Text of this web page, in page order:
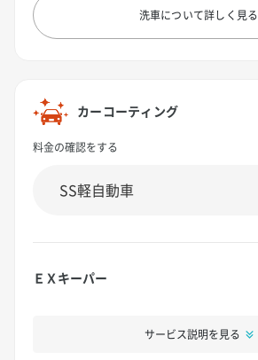
洗車について詳しく見る
カーコーティング
料金の確認をする
ＥＸキーパー
サービス説明を見る